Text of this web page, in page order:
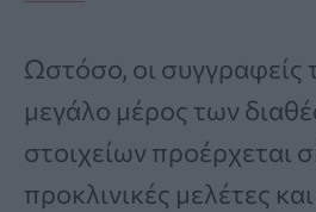
Ωστόσο, οι συγγραφείς
μεγάλο μέρος των
στοιχείων προέρχεται
προκλινικές μελέτες